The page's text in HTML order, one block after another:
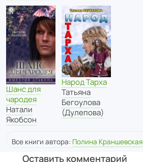
Шанс для
чародея
Натали
Якобсон
Народ Тарха
Татьяна
Бегоулова
(Дулепова)
Все книги автора: Полина Краншевская
Оставить комментарий